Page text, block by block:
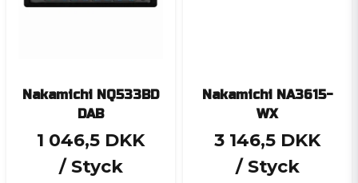
Nakamichi NQ533BD
DAB
1 046,5 DKK
/ Styck
Nakamichi NA3615-
WX
3 146,5 DKK
/ Styck